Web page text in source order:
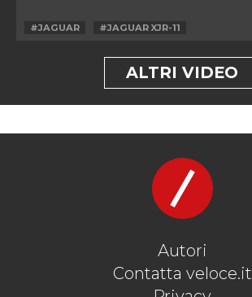
#JAGUAR #JAGUAR XJR-11
ALTRI VIDEO
Autori
Contatta veloce.it